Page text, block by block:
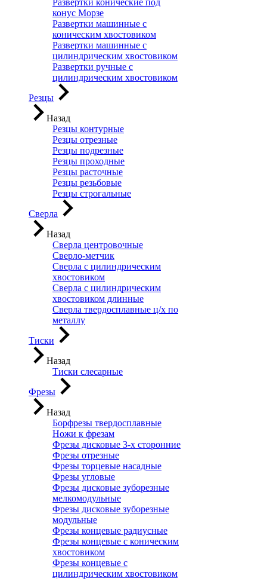
Развертки конические под
конус Морзе
Развертки машинные с
коническим хвостовиком
Развертки машинные с
цилиндрическим хвостовиком
Развертки ручные с
цилиндрическим хвостовиком
Резцы
Назад
Резцы контурные
Резцы отрезные
Резцы подрезные
Резцы проходные
Резцы расточные
Резцы резьбовые
Резцы строгальные
Сверла
Назад
Сверла центровочные
Сверло-метчик
Сверла с цилиндрическим
хвостовиком
Сверла с цилиндрическим
хвостовиком длинные
Сверла твердосплавные ц/х по
металлу
Тиски
Назад
Тиски слесарные
Фрезы
Назад
Борфрезы твердосплавные
Ножи к фрезам
Фрезы дисковые 3-х сторонние
Фрезы отрезные
Фрезы торцевые насадные
Фрезы угловые
Фрезы дисковые зуборезные
мелкомодульные
Фрезы дисковые зуборезные
модульные
Фрезы концевые радиусные
Фрезы концевые с коническим
хвостовиком
Фрезы концевые с
цилиндрическим хвостовиком